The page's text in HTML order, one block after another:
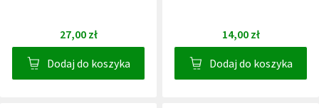
27,00 zł
Dodaj do koszyka
14,00 zł
Dodaj do koszyka